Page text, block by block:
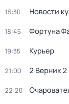
18:30 Новости
18:45 Фортуна
19:35 Курьер
21:00 2 Верник 2
22:20